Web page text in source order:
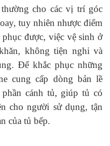
cho các vị trí góc
tuy nhiên nhược điểm
được, việc vệ sinh ở
không tiện nghi và
Để khắc phục những
cung cấp dòng bản lề
cánh tủ, giúp tủ có
cho người sử dụng, tận
của tủ bếp.